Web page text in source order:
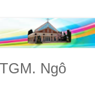
Ngô